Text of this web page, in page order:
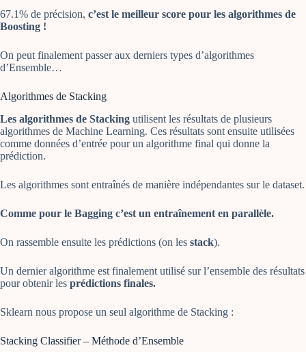
67.1% de précision, c’est le meilleur score pour les algorithmes de
Boosting !
On peut finalement passer aux derniers types d’algorithmes
d’Ensemble…
Algorithmes de Stacking
Les algorithmes de Stacking utilisent les résultats de plusieurs
algorithmes de Machine Learning. Ces résultats sont ensuite utilisées
comme données d’entrée pour un algorithme final qui donne la
prédiction.
Les algorithmes sont entraînés de manière indépendantes sur le dataset.
Comme pour le Bagging c’est un entraînement en parallèle.
On rassemble ensuite les prédictions (on les stack).
Un dernier algorithme est finalement utilisé sur l’ensemble des résultats
pour obtenir les prédictions finales.
Sklearn nous propose un seul algorithme de Stacking :
Stacking Classifier – Méthode d’Ensemble